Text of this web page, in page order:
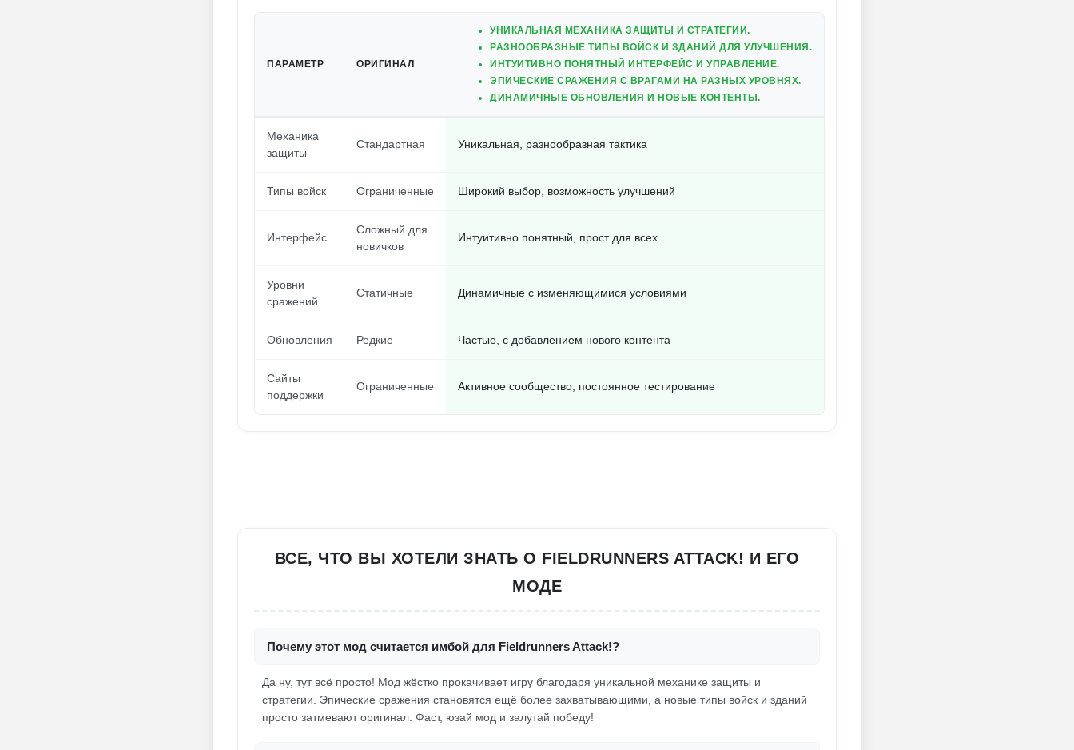
ПАРАМЕТР ОРИГИНАЛ
УНИКАЛЬНАЯ МЕХАНИКА ЗАЩИТЫ И СТРАТЕГИИ.
РАЗНООБРАЗНЫЕ ТИПЫ ВОЙСК И ЗДАНИЙ ДЛЯ УЛУЧШЕНИЯ.
ИНТУИТИВНО ПОНЯТНЫЙ ИНТЕРФЕЙС И УПРАВЛЕНИЕ.
ЭПИЧЕСКИЕ СРАЖЕНИЯ С ВРАГАМИ НА РАЗНЫХ УРОВНЯХ.
ДИНАМИЧНЫЕ ОБНОВЛЕНИЯ И НОВЫЕ КОНТЕНТЫ.
Механика
защиты
Стандартная Уникальная, разнообразная тактика
Типы войск Ограниченные Широкий выбор, возможность улучшений
Интерфейс
Сложный для
новичков
Интуитивно понятный, прост для всех
Уровни
сражений
Статичные Динамичные с изменяющимися условиями
Обновления Редкие Частые, с добавлением нового контента
Сайты
поддержки
Ограниченные Активное сообщество, постоянное тестирование
ВСЕ, ЧТО ВЫ ХОТЕЛИ ЗНАТЬ О FIELDRUNNERS ATTACK! И ЕГО
МОДЕ
Почему этот мод считается имбой для Fieldrunners Attack!?
Да ну, тут всё просто! Мод жёстко прокачивает игру благодаря уникальной механике защиты и
стратегии. Эпические сражения становятся ещё более захватывающими, а новые типы войск и зданий
просто затмевают оригинал. Фаст, юзай мод и залутай победу!